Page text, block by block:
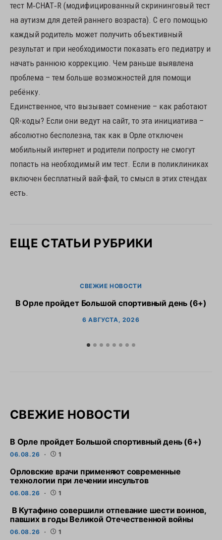
тест M‑CHAT‑R (модифицированный скрининговый тест
на аутизм для детей раннего возраста). С его помощью
каждый родитель может получить объективный
результат и при необходимости показать его педиатру и
начать раннюю коррекцию. Чем раньше выявлена
проблема – тем больше возможностей для помощи
ребёнку.
Единственное, что вызывает сомнение – как работают
QR-коды? Если они ведут на сайт, то эта инициатива –
абсолютно бесполезна, так как в Орле отключен
мобильный интернет и родители попросту не смогут
попасть на необходимый им тест. Если в поликлиниках
включен бесплатный вай-фай, то смысл в этих стендах
есть.
ЕЩЕ СТАТЬИ РУБРИКИ
СВЕЖИЕ НОВОСТИ
В Орле пройдет Большой спортивный день (6+)
6 АВГУСТА, 2026
СВЕЖИЕ НОВОСТИ
В Орле пройдет Большой спортивный день (6+)
06.08.26 1
Орловские врачи применяют современные
технологии при лечении инсультов
06.08.26 1
В Кутафино совершили отпевание шести воинов,
павших в годы Великой Отечественной войны
06.08.26 1